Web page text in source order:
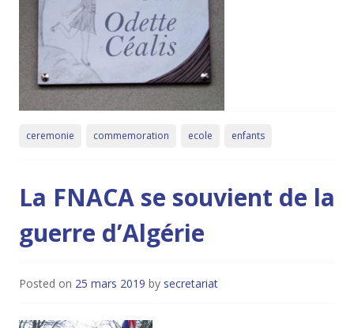
ceremonie commemoration ecole enfants
La FNACA se souvient de la
guerre d’Algérie
Posted on 25 mars 2019 by secretariat